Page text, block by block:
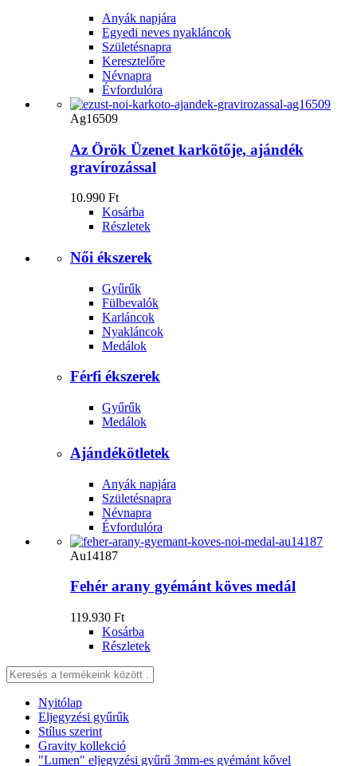
Anyák napjára
Egyedi neves nyakláncok
Születésnapra
Keresztelőre
Névnapra
Évfordulóra
Ag16509
Az Örök Üzenet karkötője, ajándék
gravírozással
10.990 Ft
Kosárba
Részletek
Női ékszerek
Gyűrűk
Fülbevalók
Karláncok
Nyakláncok
Medálok
Férfi ékszerek
Gyűrűk
Medálok
Ajándékötletek
Anyák napjára
Születésnapra
Névnapra
Évfordulóra
Au14187
Fehér arany gyémánt köves medál
119.930 Ft
Kosárba
Részletek
Nyitólap
Eljegyzési gyűrűk
Stílus szerint
Gravity kollekció
"Lumen" eljegyzési gyűrű 3mm-es gyémánt kővel